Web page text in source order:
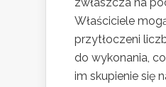
zwłaszcza na
Właściciele
przytłoczeni
do wykonania,
im skupienie się